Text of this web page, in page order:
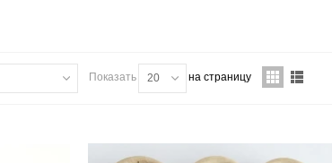
Показать 20 на страницу